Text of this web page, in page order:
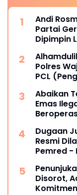
Andi
Partai
Dipimpin
Polres
PCL
Abaikan
Emas
Beroperasi
Dugaan
Resmi
Pemred -
Disorot,